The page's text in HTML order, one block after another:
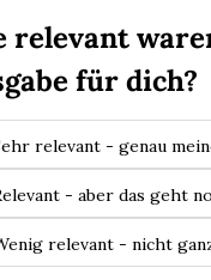
relevant
für dich?
relevant - genau
- aber das geht
relevant - nicht